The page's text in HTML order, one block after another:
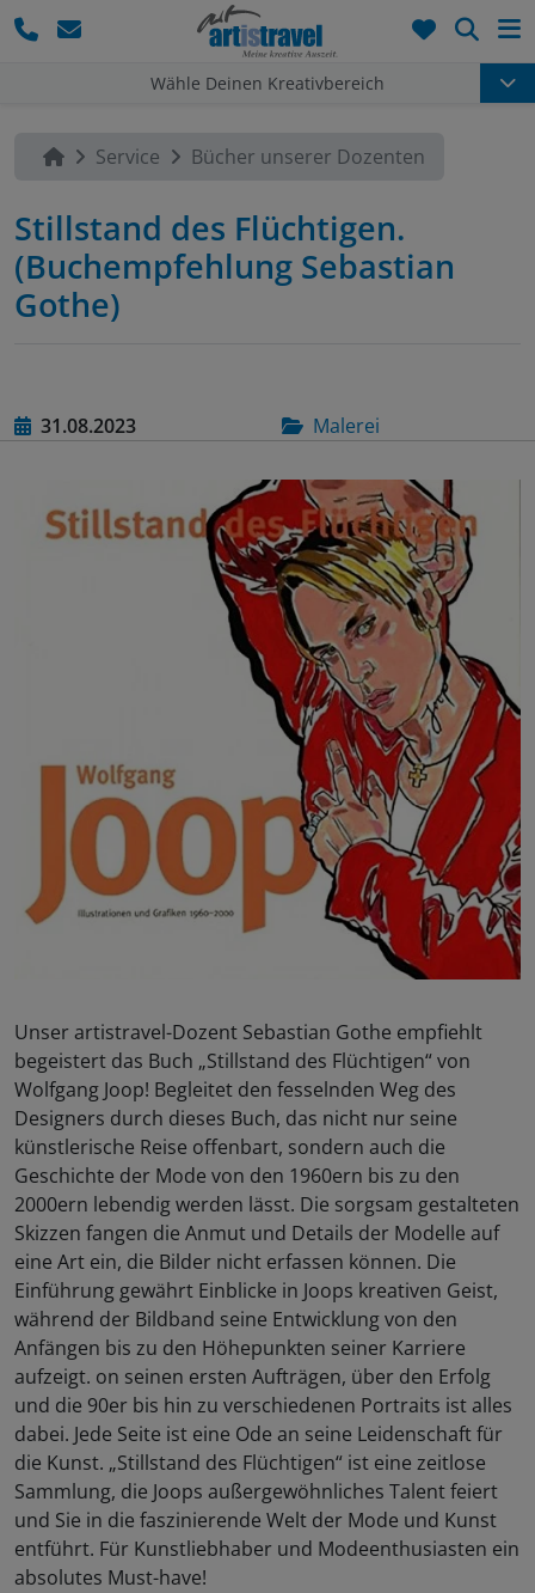
Wähle Deinen Kreativbereich
Service Bücher unserer Dozenten
Stillstand des Flüchtigen.
(Buchempfehlung Sebastian
Gothe)
31.08.2023 Malerei
Unser artistravel-Dozent Sebastian Gothe empfiehlt
begeistert das Buch „Stillstand des Flüchtigen“ von
Wolfgang Joop! Begleitet den fesselnden Weg des
Designers durch dieses Buch, das nicht nur seine
künstlerische Reise offenbart, sondern auch die
Geschichte der Mode von den 1960ern bis zu den
2000ern lebendig werden lässt. Die sorgsam gestalteten
Skizzen fangen die Anmut und Details der Modelle auf
eine Art ein, die Bilder nicht erfassen können. Die
Einführung gewährt Einblicke in Joops kreativen Geist,
während der Bildband seine Entwicklung von den
Anfängen bis zu den Höhepunkten seiner Karriere
aufzeigt. on seinen ersten Aufträgen, über den Erfolg
und die 90er bis hin zu verschiedenen Portraits ist alles
dabei. Jede Seite ist eine Ode an seine Leidenschaft für
die Kunst. „Stillstand des Flüchtigen“ ist eine zeitlose
Sammlung, die Joops außergewöhnliches Talent feiert
und Sie in die faszinierende Welt der Mode und Kunst
entführt. Für Kunstliebhaber und Modeenthusiasten ein
absolutes Must-have!